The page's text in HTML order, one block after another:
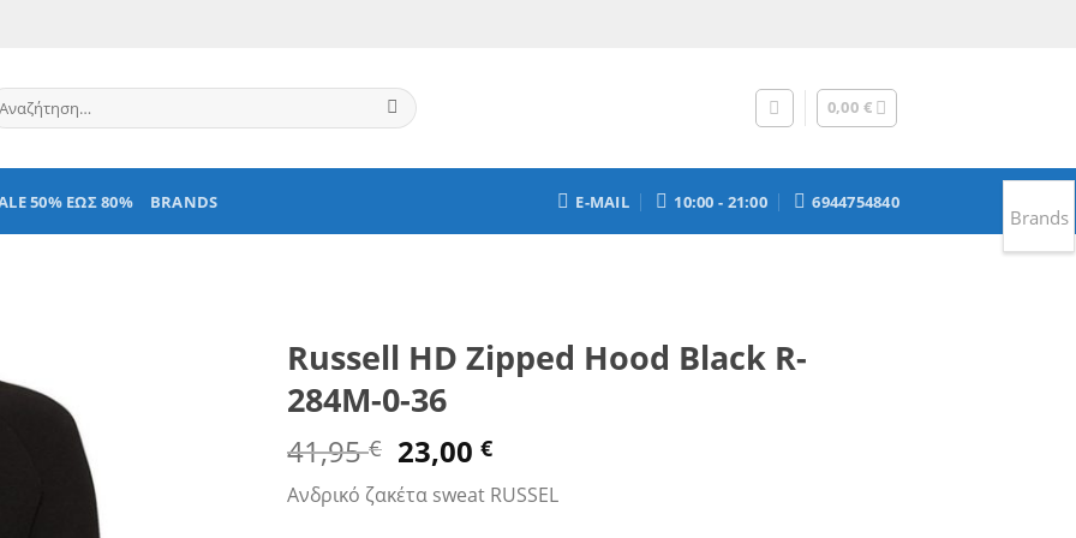
0,00 €
50% ΕΩΣ 80% BRANDS E-MAIL 10:00 - 21:00 6944754840
Russell HD Zipped Hood Black R-
284M-0-36
41,95€ Original
price
was:
23,00€Η
τρέχουσα
τιμή
Ανδρικό ζακέτα sweat RUSSEL
Brands